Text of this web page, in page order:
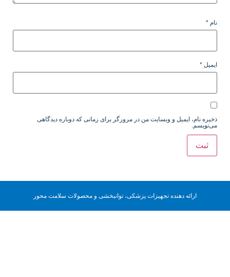
نام *
ایمیل *
ذخیره نام، ایمیل و وبسایت من در مرورگر برای زمانی که دوباره دیدگاهی
می‌نویسم.
ارائه دهنده تجهیزات پزشکی، توانبخشی و محصولات سلامت محور